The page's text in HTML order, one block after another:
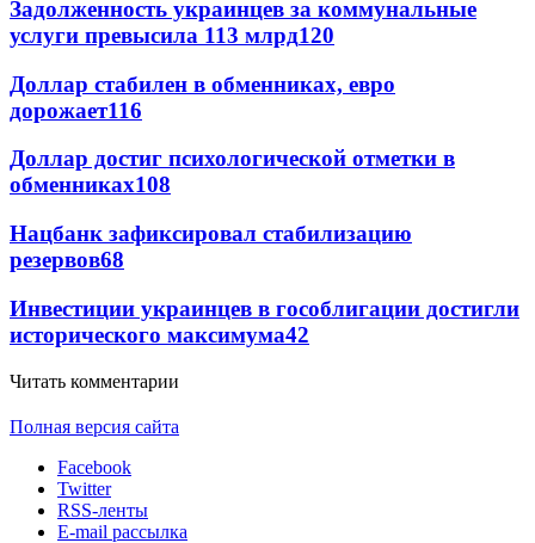
Задолженность украинцев за коммунальные
услуги превысила 113 млрд120
Доллар стабилен в обменниках, евро
дорожает116
Доллар достиг психологической отметки в
обменниках108
Нацбанк зафиксировал стабилизацию
резервов68
Инвестиции украинцев в гособлигации достигли
исторического максимума42
Читать комментарии
Полная версия сайта
Facebook
Twitter
RSS-ленты
E-mail рассылка